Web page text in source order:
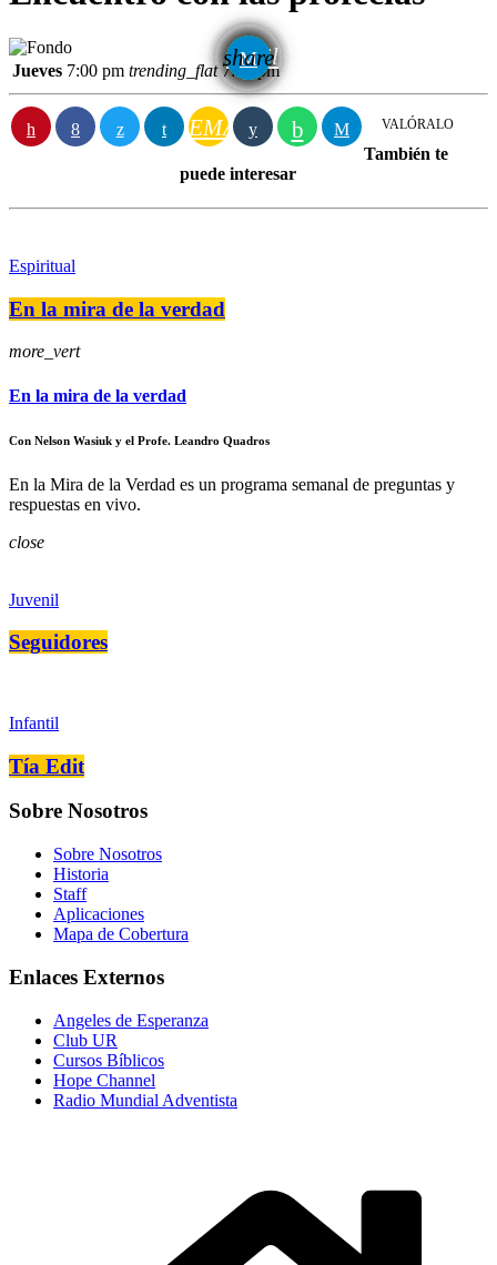
share
email
Jueves 7:00 pm trending_flat 7:30 pm
EMAIL VALÓRALO
También te
puede interesar
Espiritual
En la mira de la verdad
more_vert
En la mira de la verdad
Con Nelson Wasiuk y el Profe. Leandro Quadros
En la Mira de la Verdad es un programa semanal de preguntas y
respuestas en vivo.
close
Juvenil
Seguidores
Infantil
Tía Edit
Sobre Nosotros
Sobre Nosotros
Historia
Staff
Aplicaciones
Mapa de Cobertura
Enlaces Externos
Angeles de Esperanza
Club UR
Cursos Bíblicos
Hope Channel
Radio Mundial Adventista